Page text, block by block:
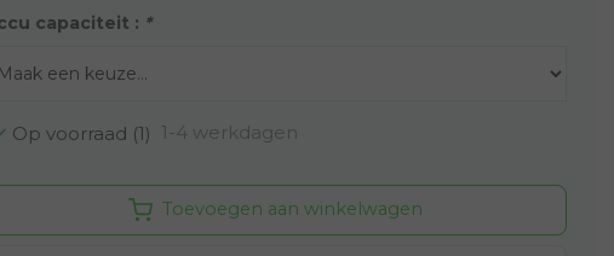
capaciteit : *
Op voorraad (1) 1-4 werkdagen
Toevoegen aan winkelwagen